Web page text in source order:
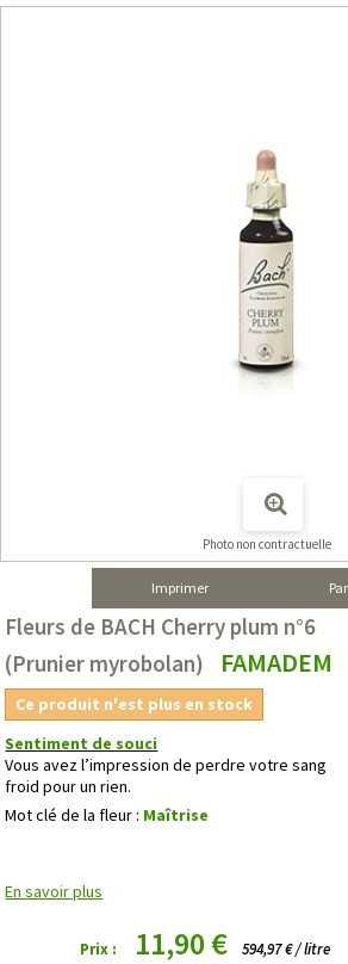
Photo non contractuelle
Imprimer
Fleurs de BACH Cherry plum n°6
(Prunier myrobolan)
FAMADEM
Ce produit n'est plus en stock
Sentiment de souci
Vous avez l’impression de perdre votre sang
froid pour un rien.
Mot clé de la fleur : Maîtrise
En savoir plus
Prix : 11,90 € 594,97 € / litre